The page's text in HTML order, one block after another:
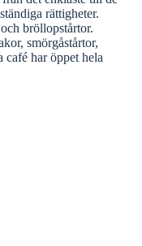
rättigheter.
bröllopstårtor.
smörgåstårtor,
har öppet hela